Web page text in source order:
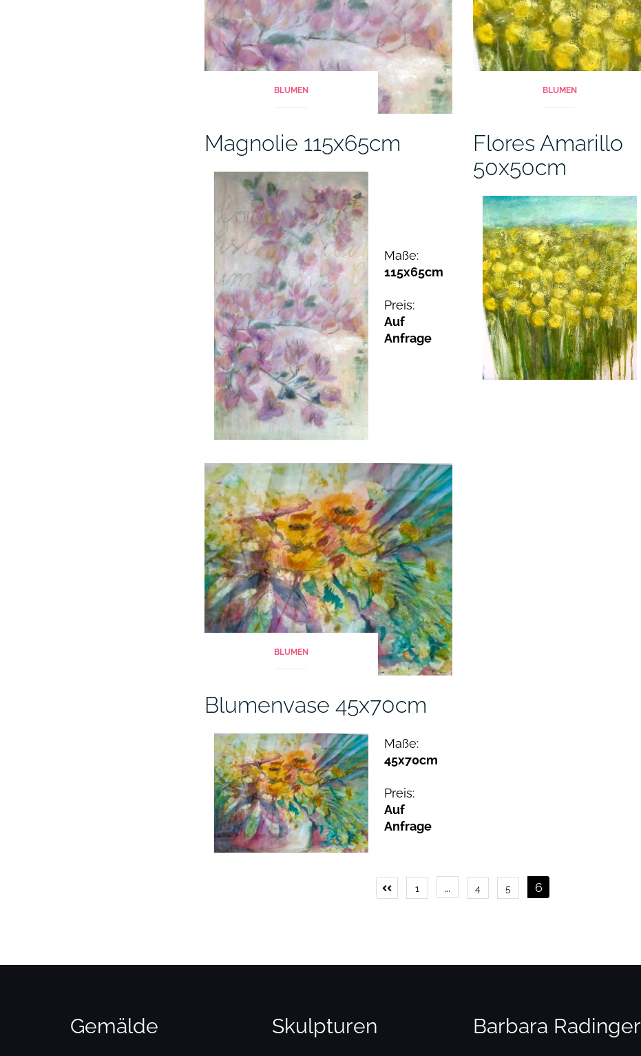
BLUMEN
Magnolie 115x65cm
Maße:
115x65cm
Preis:
Auf
Anfrage
BLUMEN
Flores Amarillo
50x50cm
BLUMEN
Blumenvase 45x70cm
Maße:
45x70cm
Preis:
Auf
Anfrage
Seitennummerierung
Beiträge
1 … 4 5 6
Gemälde Skulpturen Barbara Radinger